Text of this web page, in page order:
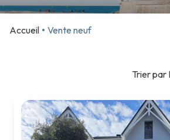
VENTES
NOS
NEUFS
NOS
Accueil Vente neuf
Trier par